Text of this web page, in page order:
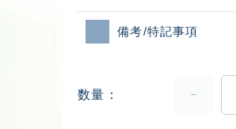
備考/特記事項
数量